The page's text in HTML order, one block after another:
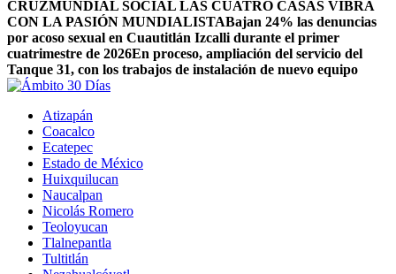
CRUZMUNDIAL SOCIAL LAS CUATRO CASAS VIBRA
CON LA PASIÓN MUNDIALISTABajan 24% las denuncias
por acoso sexual en Cuautitlán Izcalli durante el primer
cuatrimestre de 2026En proceso, ampliación del servicio del
Tanque 31, con los trabajos de instalación de nuevo equipo
Atizapán
Coacalco
Ecatepec
Estado de México
Huixquilucan
Naucalpan
Nicolás Romero
Teoloyucan
Tlalnepantla
Tultitlán